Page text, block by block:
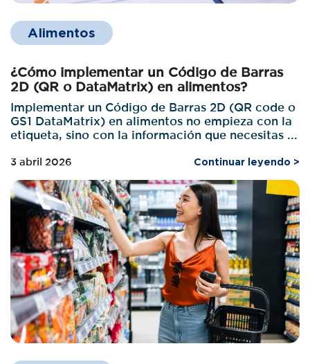
Alimentos
¿Cómo implementar un Código de Barras
2D (QR o DataMatrix) en alimentos?
Implementar un Código de Barras 2D (QR code o
GS1 DataMatrix) en alimentos no empieza con la
etiqueta, sino con la información que necesitas ...
3 abril 2026 Continuar leyendo >